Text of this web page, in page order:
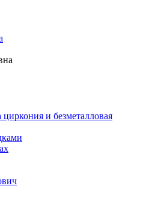
и безметалловая